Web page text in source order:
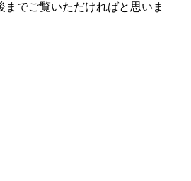
でご覧いただければと思いま